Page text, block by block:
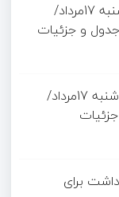
قیمت طلا و سکه امروز شنبه 17مرداد/
و جزئیات
قیمت طلای 18عیار امروز شنبه 17مرداد/
برای